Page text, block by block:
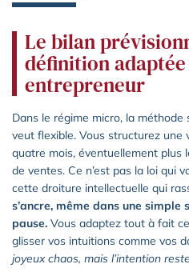
Le bilan
définition adaptée
entrepreneur
Dans le régime micro, la méthode
veut flexible. Vous structurez une
quatre mois, éventuellement plus
de ventes. Ce n’est pas la loi qui
cette droiture intellectuelle qui
s’ancre, même dans une
pause. Vous adaptez tout à fait
glisser vos intuitions comme vos
joyeux chaos, mais l’intention